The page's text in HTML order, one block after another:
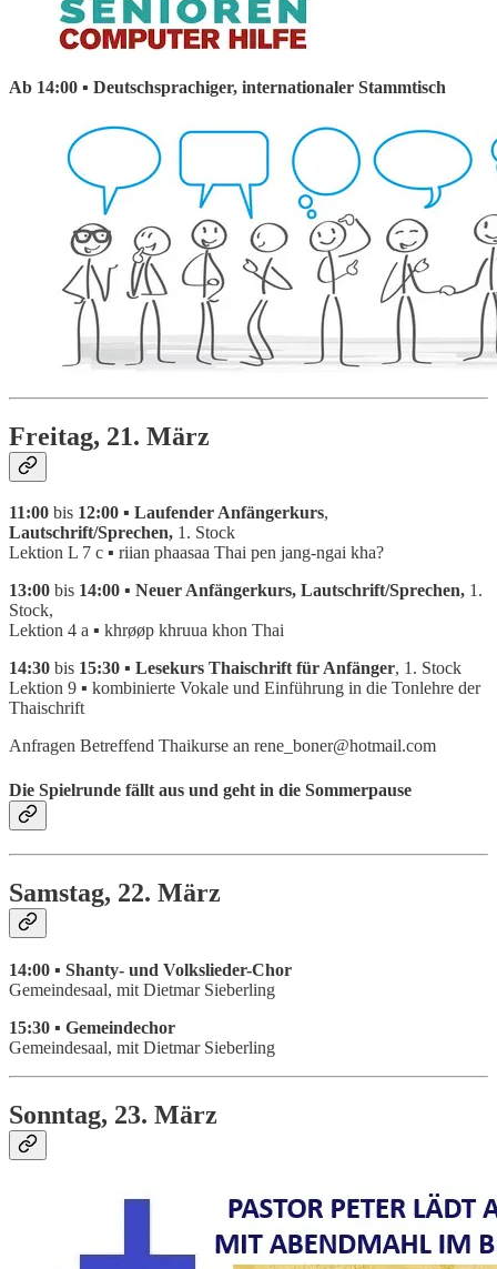
Ab 14:00 ▪ Deutschsprachiger, internationaler Stammtisch
Freitag, 21. März
11:00 bis 12:00 ▪ Laufender Anfängerkurs,
Lautschrift/Sprechen, 1. Stock
Lektion L 7 c ▪ riian phaasaa Thai pen jang-ngai kha?
13:00 bis 14:00 ▪ Neuer Anfängerkurs, Lautschrift/Sprechen, 1.
Stock,
Lektion 4 a ▪ khrøøp khruua khon Thai
14:30 bis 15:30 ▪ Lesekurs Thaischrift für Anfänger, 1. Stock
Lektion 9 ▪ kombinierte Vokale und Einführung in die Tonlehre der
Thaischrift
Anfragen Betreffend Thaikurse an rene_boner@hotmail.com
Die Spielrunde fällt aus und geht in die Sommerpause
Samstag, 22. März
14:00 ▪ Shanty- und Volkslieder-Chor
Gemeindesaal, mit Dietmar Sieberling
15:30 ▪ Gemeindechor
Gemeindesaal, mit Dietmar Sieberling
Sonntag, 23. März